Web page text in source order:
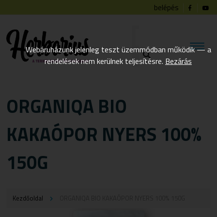
belépés
ORGANIQA BIO
KAKAÓPOR NYERS 100%
150G
Kezdőoldal
Webáruházunk jelenleg teszt üzemmódban működik — a
rendelések nem kerülnek teljesítésre. Bezárás